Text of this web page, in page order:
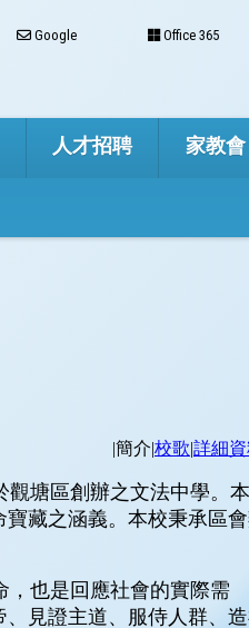
Google Office 365
人才招聘 家教會